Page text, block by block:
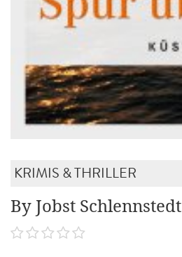
KRIMIS & THRILLER
By Jobst Schlennstedt